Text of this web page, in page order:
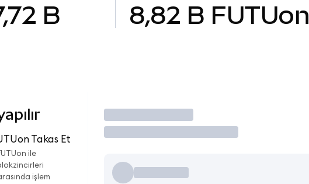
B 8,82 B FUTUon
Takas Et
ile
işlem
İşlem Yap